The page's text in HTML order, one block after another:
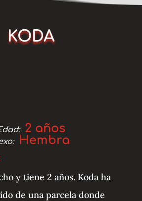
KODA
2 años
Hembra
y tiene 2 años. Koda ha
de una parcela donde